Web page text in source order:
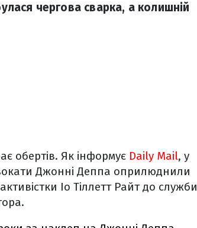
чергова сварка, а колишній
обертів. Як інформує Daily Mail, у
Джонні Деппа оприлюднили
Іо Тіллетт Райт до служби